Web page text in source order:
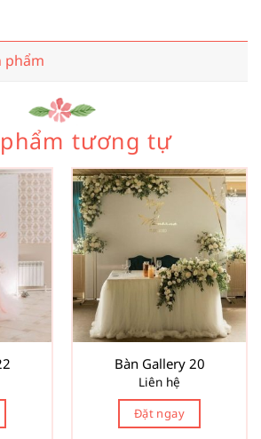
phẩm
tương tự
Bàn Gallery 20
Liên hệ
Đặt ngay